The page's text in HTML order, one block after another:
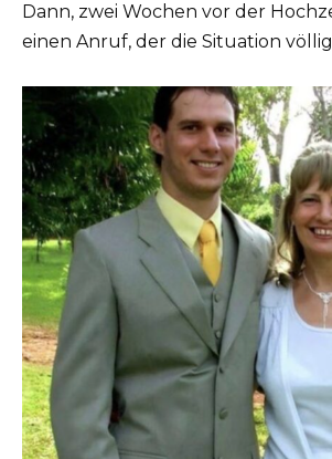
Dann, zwei Wochen vor der
einen Anruf, der die Situation